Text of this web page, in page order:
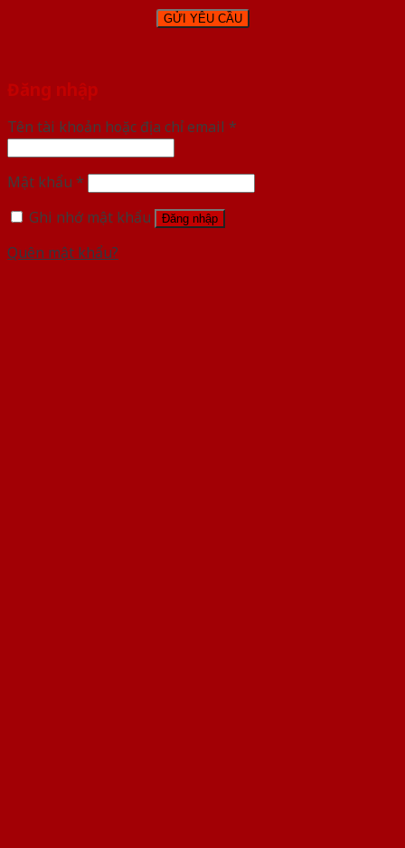
Đăng nhập
Tên tài khoản hoặc địa chỉ email *
Mật khẩu *
Ghi nhớ mật khẩu
Đăng nhập
Quên mật khẩu?